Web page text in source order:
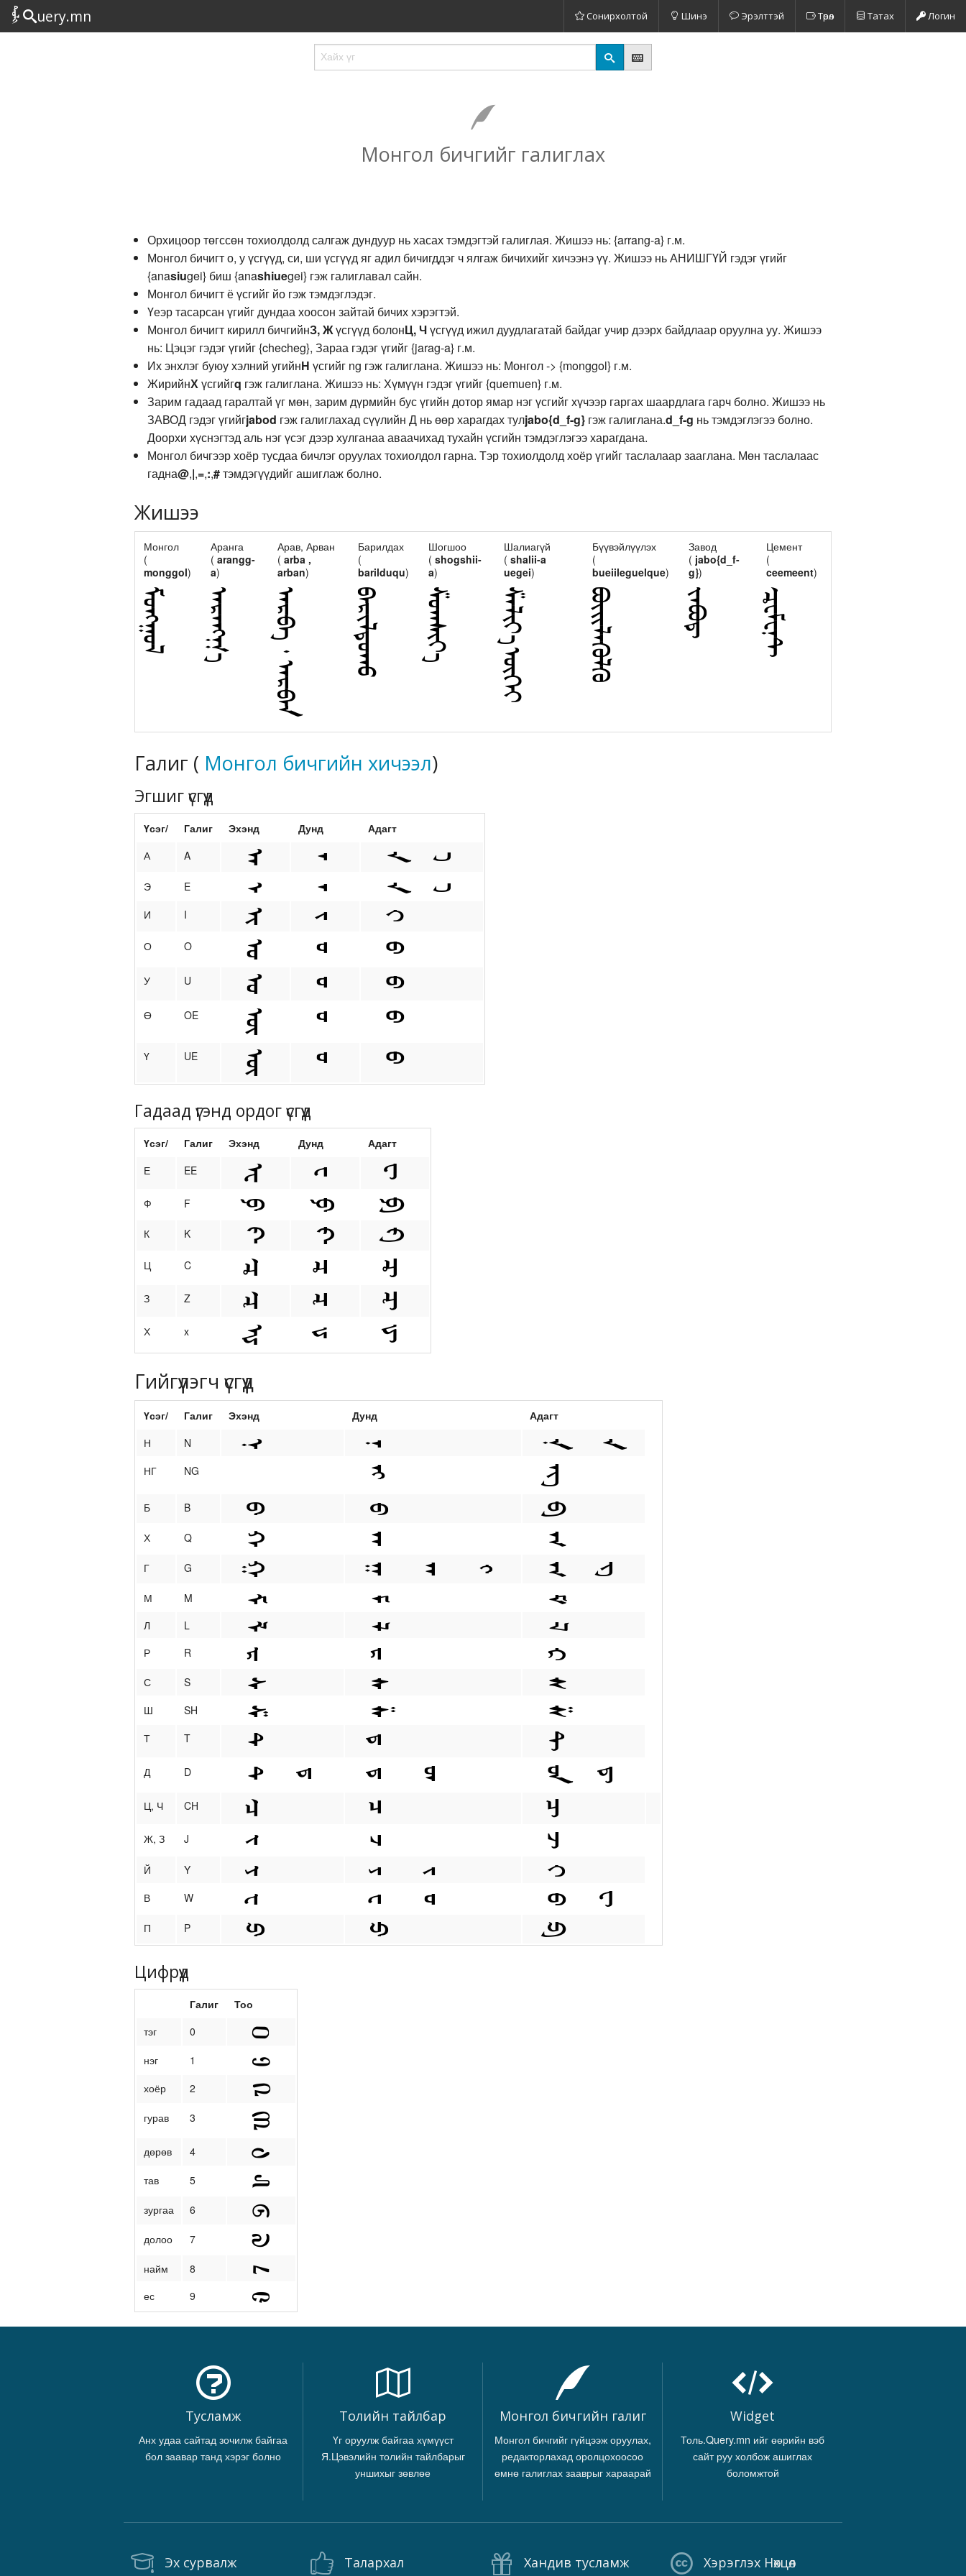
uery.mn Сонирхолтой Шинэ Эрэлттэй Төрөл Татах Логин
Монгол бичгийг галиглах
Орхицоор төгссөн тохиолдолд салгаж дундуур нь хасах тэмдэгтэй галиглая. Жишээ нь: {arrang-a} г.м.
Монгол бичигт о, у үсгүүд, си, ши үсгүүд яг адил бичигддэг ч ялгаж бичихийг хичээнэ үү. Жишээ нь АНИШГҮЙ гэдэг үгийг
{anasiugei} биш {anashiuegei} гэж галиглавал сайн.
Монгол бичигт ё үсгийг йо гэж тэмдэглэдэг.
Үеэр тасарсан үгийг дундаа хоосон зайтай бичих хэрэгтэй.
Монгол бичигт кирилл бичгийнЗ, Жүсгүүд болонЦ, Чүсгүүд ижил дуудлагатай байдаг учир дээрх байдлаар оруулна уу. Жишээ
нь: Цэцэг гэдэг үгийг {checheg}, Зараа гэдэг үгийг {jarag-a} г.м.
Их энхлэг буюу хэлний угийнН үсгийг ng гэж галиглана. Жишээ нь: Монгол -> {monggol} г.м.
ЖирийнХүсгийгq гэж галиглана. Жишээ нь: Хүмүүн гэдэг үгийг {quemuen} г.м.
Зарим гадаад гаралтай үг мөн, зарим дүрмийн бус үгийн дотор ямар нэг үсгийг хүчээр гаргах шаардлага гарч болно. Жишээ нь
ЗАВОД гэдэг үгийгjabod гэж галиглахад сүүлийн Д нь өөр харагдах тулjabo{d_f-g}гэж галиглана.d_f-g нь тэмдэглэгээ болно.
Доорхи хүснэгтэд аль нэг үсэг дээр хулганаа аваачихад тухайн үсгийн тэмдэглэгээ харагдана.
Монгол бичгээр хоёр тусдаа бичлэг оруулах тохиолдол гарна. Тэр тохиолдолд хоёр үгийг таслалаар зааглана. Мөн таслалаас
гадна@,|,=,:,#тэмдэгүүдийг ашиглаж болно.
Жишээ
Монгол
(
monggol)
Аранга
( arangg-
a)
Арав, Арван
( arba ,
arban)
Барилдах
(
barilduqu)
Шогшоо
( shogshii-
a)
Шалиагүй
( shalii-a
uegei)
Бүүвэйлүүлэх
(
bueiileguelque)
Завод
( jabo{d_f-
g})
Цемент
(
ceemeent)
Галиг ( Монгол бичгийн хичээл)
Эгшиг үсгүүд
Үсэг/ Галиг Эхэнд Дунд
Адагт
А
A
Э
E
И
I
О O
У U
Ө OE
Ү UE
Гадаад үгэнд ордог үсгүүд
Үсэг/ Галиг Эхэнд Дунд
Адагт
Е
EE
Ф F
К K
Ц C
З Z
Х x
Гийгүүлэгч үсгүүд
Үсэг/ Галиг Эхэнд Дунд
Адагт
Н
N
НГ
NG
Б B
Х Q
Г G
М
M
Л
L
Р
R
С
S
Ш
SH
Т
T
Д D
Ц, Ч CH
Ж, З J
Й
Y
В
W
П P
Цифрүүд
Галиг
Тоо
тэг
0
нэг
1
хоёр
2
гурав 3
дөрөв
4
тав
5
зургаа 6
долоо 7
найм
8
ес
9
Тусламж
Анх удаа сайтад зочилж байгаа
бол заавар танд хэрэг болно
Толийн тайлбар
Үг оруулж байгаа хүмүүст
Я.Цэвэлийн толийн тайлбарыг
уншихыг зөвлөе
Монгол бичгийн галиг
Монгол бичгийг гүйцээж оруулах,
редакторлахад оролцохоосоо
өмнө галиглах зааврыг хараарай
Widget
Толь.Query.mn ийг өөрийн вэб
сайт руу холбож ашиглах
боломжтой
Эх сурвалж Талархал Хандив тусламж Хэрэглэх Нөхцөл